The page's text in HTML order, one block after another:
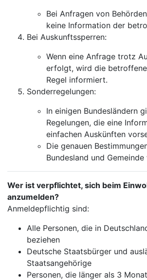
Bei Anfragen von
keine Information der
Bei Auskunftssperren:
Wenn eine Anfrage trotz
erfolgt, wird die
Regel informiert.
Sonderregelungen:
In einigen Bundesländern
Regelungen, die eine
einfachen Auskünften
Die genauen
Bundesland und Gemeinde
Wer ist verpflichtet, sich beim
anzumelden?
Anmeldepflichtig sind:
Alle Personen, die in
beziehen
Deutsche Staatsbürger und
Staatsangehörige
Personen, die länger als 3